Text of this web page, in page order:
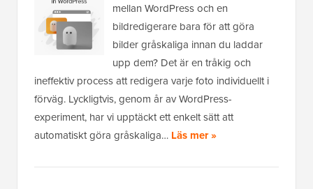
mellan WordPress och en
bildredigerare bara för att göra
bilder gråskaliga innan du laddar
upp dem? Det är en tråkig och
ineffektiv process att redigera varje foto individuellt i
förväg. Lyckligtvis, genom år av WordPress-
experiment, har vi upptäckt ett enkelt sätt att
automatiskt göra gråskaliga… Läs mer »